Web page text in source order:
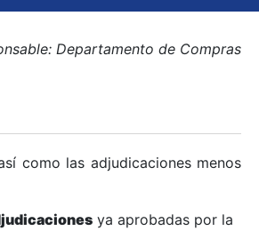
Departamento de Compras
como las adjudicaciones menos
ya aprobadas por la